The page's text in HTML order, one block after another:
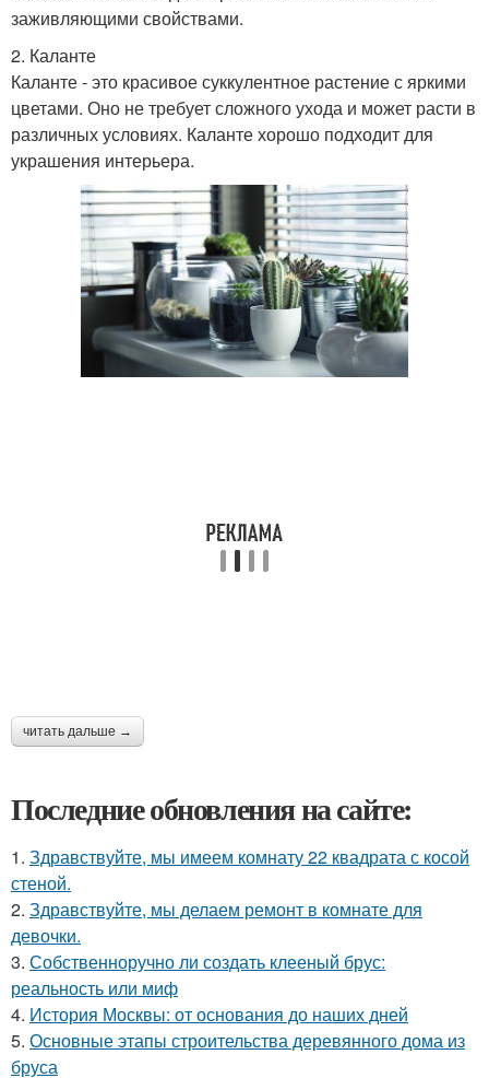
заживляющими свойствами.
2. Каланте
Каланте - это красивое суккулентное растение с яркими
цветами. Оно не требует сложного ухода и может расти в
различных условиях. Каланте хорошо подходит для
украшения интерьера.
читать дальше →
Последние обновления на сайте:
1. Здравствуйте, мы имеем комнату 22 квадрата с косой
стеной.
2. Здравствуйте, мы делаем ремонт в комнате для
девочки.
3. Собственноручно ли создать клееный брус:
реальность или миф
4. История Москвы: от основания до наших дней
5. Основные этапы строительства деревянного дома из
бруса